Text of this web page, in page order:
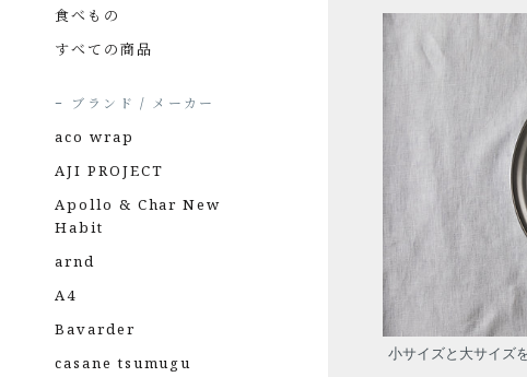
食べもの
すべての商品
ブランド / メーカー
aco wrap
AJI PROJECT
Apollo & Char New
Habit
arnd
A4
Bavarder
casane tsumugu
小サイズと大サイズ